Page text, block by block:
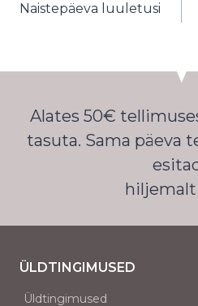
Naistepäeva luuletusi
Alates 50€
tasuta. Sama päeva
hiljemalt
ÜLDTINGIMUSED
Üldtingimused